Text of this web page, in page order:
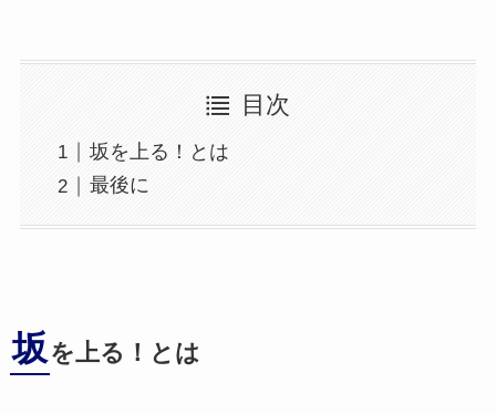
目次
坂を上る！とは
最後に
坂 を上る ！とは